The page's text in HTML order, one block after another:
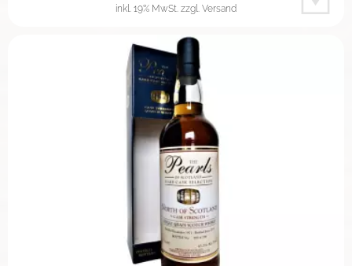
inkl. 19% MwSt. zzgl. Versand